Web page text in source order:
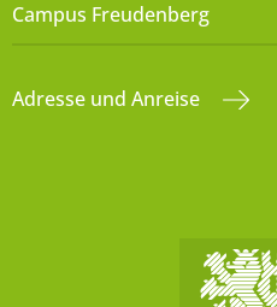
Campus Freudenberg
Adresse und Anreise